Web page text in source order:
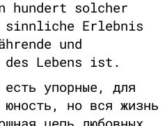
hundert solcher
Erlebnis
und
des Lebens ist.
упорные, для
юность, но вся жизнь